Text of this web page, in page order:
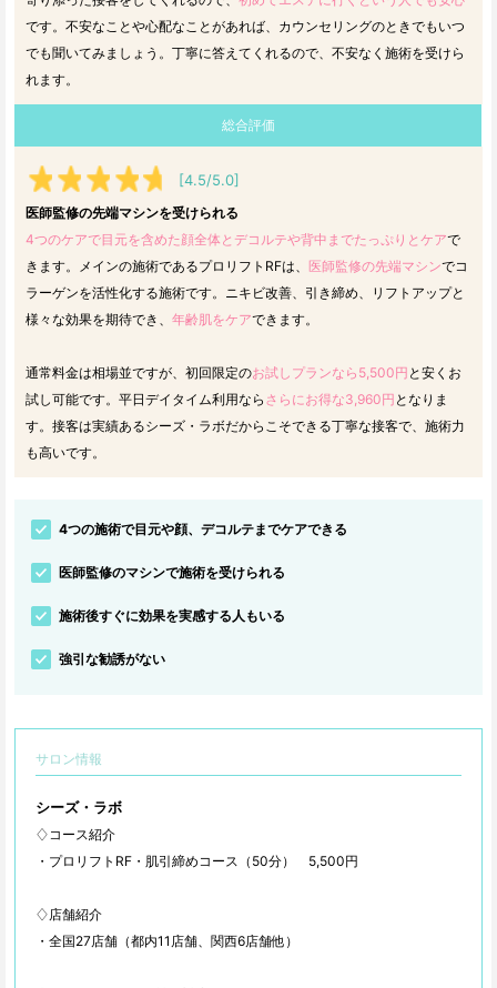
です。不安なことや心配なことがあれば、カウンセリングのときでもいつ
でも聞いてみましょう。丁寧に答えてくれるので、不安なく施術を受けら
れます。
総合評価
[4.5/5.0]
医師監修の先端マシンを受けられる
4つのケアで目元を含めた顔全体とデコルテや背中までたっぷりとケアで
きます。メインの施術であるプロリフトRFは、 医師監修の先端マシンでコ
ラーゲンを活性化する施術です。ニキビ改善、引き締め、リフトアップと
様々な効果を期待でき、 年齢肌をケアできます。
通常料金は相場並ですが、初回限定のお試しプランなら5,500円 と安くお
試し可能です。平日デイタイム利用なら さらにお得な3,960円 となりま
す。接客は実績あるシーズ・ラボだからこそできる丁寧な接客で、施術力
も高いです。
4つの施術で目元や顔、デコルテまでケアできる
医師監修のマシンで施術を受けられる
施術後すぐに効果を実感する人もいる
強引な勧誘がない
サロン情報
シーズ・ラボ
♢コース紹介
・プロリフトRF・肌引締めコース（50分） 5,500円
♢店舗紹介
・全国27店舗（都内11店舗、関西6店舗他）